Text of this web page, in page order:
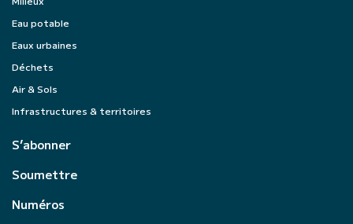
Eau potable
Eaux urbaines
Déchets
Air & Sols
Infrastructures & territoires
S’abonner
Soumettre
Numéros